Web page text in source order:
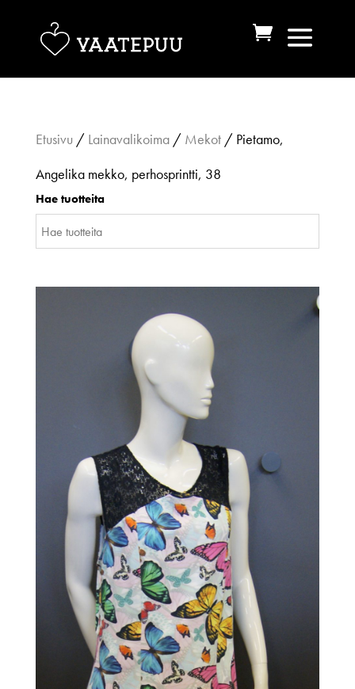
Etusivu / Lainavalikoima/ Mekot/ Pietamo,
Angelika mekko, perhosprintti, 38
Hae tuotteita